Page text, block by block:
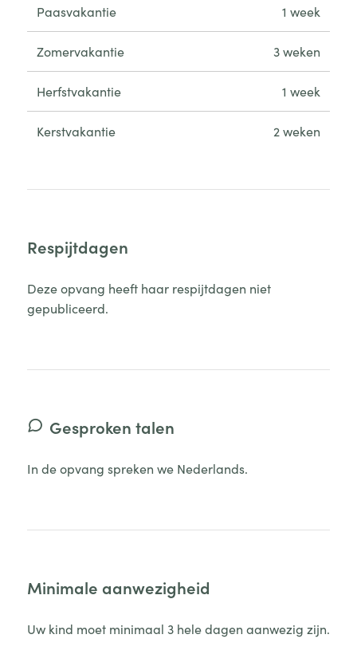
Paasvakantie 1 week
Zomervakantie 3 weken
Herfstvakantie 1 week
Kerstvakantie 2 weken
Respijtdagen
Deze opvang heeft haar respijtdagen niet
gepubliceerd.
Gesproken talen
In de opvang spreken we Nederlands.
Minimale aanwezigheid
Uw kind moet minimaal 3 hele dagen aanwezig zijn.